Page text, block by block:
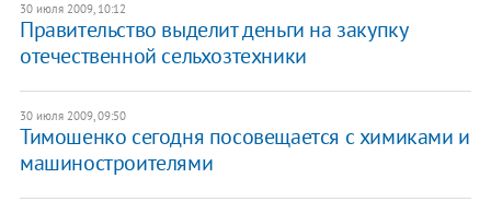
30 июля 2009, 10:12
Правительство выделит деньги на закупку
отечественной сельхозтехники
30 июля 2009, 09:50
Тимошенко сегодня посовещается с химиками и
машиностроителями